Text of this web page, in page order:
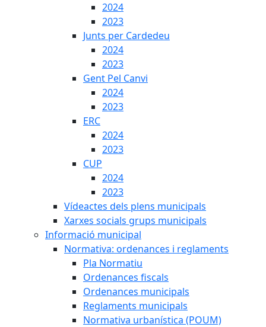
2024
2023
Junts per Cardedeu
2024
2023
Gent Pel Canvi
2024
2023
ERC
2024
2023
CUP
2024
2023
Vídeactes dels plens municipals
Xarxes socials grups municipals
Informació municipal
Normativa: ordenances i reglaments
Pla Normatiu
Ordenances fiscals
Ordenances municipals
Reglaments municipals
Normativa urbanística (POUM)